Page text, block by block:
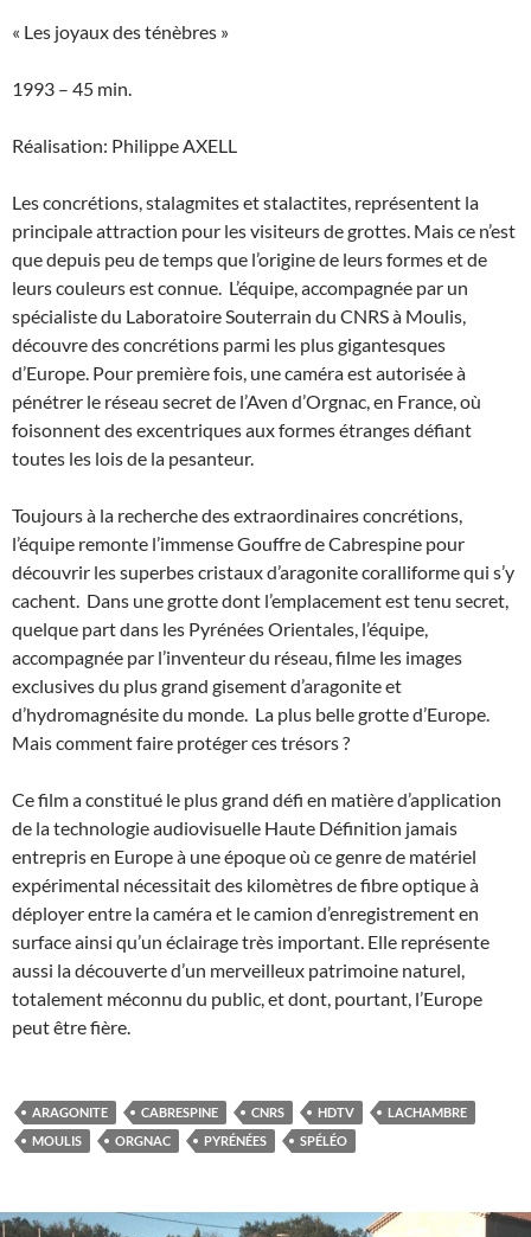
« Les joyaux des ténèbres »
1993 – 45 min.
Réalisation: Philippe AXELL
Les concrétions, stalagmites et stalactites, représentent la
principale attraction pour les visiteurs de grottes. Mais ce n’est
que depuis peu de temps que l’origine de leurs formes et de
leurs couleurs est connue. L’équipe, accompagnée par un
spécialiste du Laboratoire Souterrain du CNRS à Moulis,
découvre des concrétions parmi les plus gigantesques
d’Europe. Pour première fois, une caméra est autorisée à
pénétrer le réseau secret de l’Aven d’Orgnac, en France, où
foisonnent des excentriques aux formes étranges défiant
toutes les lois de la pesanteur.
Toujours à la recherche des extraordinaires concrétions,
l’équipe remonte l’immense Gouffre de Cabrespine pour
découvrir les superbes cristaux d’aragonite coralliforme qui s’y
cachent. Dans une grotte dont l’emplacement est tenu secret,
quelque part dans les Pyrénées Orientales, l’équipe,
accompagnée par l’inventeur du réseau, filme les images
exclusives du plus grand gisement d’aragonite et
d’hydromagnésite du monde. La plus belle grotte d’Europe.
Mais comment faire protéger ces trésors ?
Ce film a constitué le plus grand défi en matière d’application
de la technologie audiovisuelle Haute Définition jamais
entrepris en Europe à une époque où ce genre de matériel
expérimental nécessitait des kilomètres de fibre optique à
déployer entre la caméra et le camion d’enregistrement en
surface ainsi qu’un éclairage très important. Elle représente
aussi la découverte d’un merveilleux patrimoine naturel,
totalement méconnu du public, et dont, pourtant, l’Europe
peut être fière.
ARAGONITE CABRESPINE CNRS HDTV
LACHAMBRE
MOULIS
ORGNAC PYRÉNÉES SPÉLÉO